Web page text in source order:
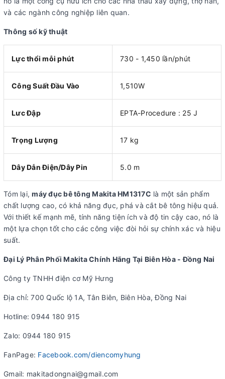
và các ngành công nghiệp liên quan.
Thông số kỹ thuật
Lực thổi mỗi phút 730 - 1,450 lần/phút
Công Suất Đầu Vào 1,510W
Lưc Đập EPTA-Procedure : 25 J
Trọng Lượng 17 kg
Dây Dẫn Điện/Dây Pin 5.0 m
Tóm lại,máy đục bê tông Makita HM1317C là một sản phẩm
chất lượng cao, có khả năng đục, phá và cắt bê tông hiệu quả.
Với thiết kế mạnh mẽ, tính năng tiện ích và độ tin cậy cao, nó là
một lựa chọn tốt cho các công việc đòi hỏi sự chính xác và hiệu
suất.
Đại Lý Phân Phối Makita Chính Hãng Tại Biên Hòa - Đồng Nai
Công ty TNHH điện cơ Mỹ Hưng
Địa chỉ: 700 Quốc lộ 1A, Tân Biên, Biên Hòa, Đồng Nai
Hotline: 0944 180 915
Zalo: 0944 180 915
FanPage: Facebook.com/diencomyhung
Gmail: makitadongnai@gmail.com